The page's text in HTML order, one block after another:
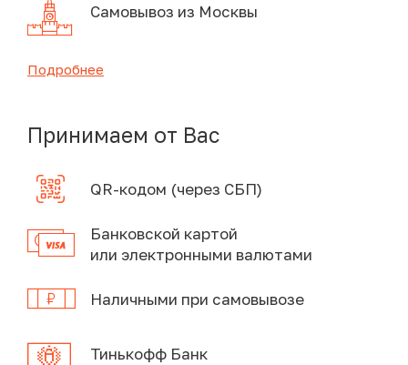
Самовывоз из Москвы
Подробнее
Принимаем от Вас
QR-кодом (через СБП)
Банковской картой
или электронными валютами
Наличными при самовывозе
Тинькофф Банк